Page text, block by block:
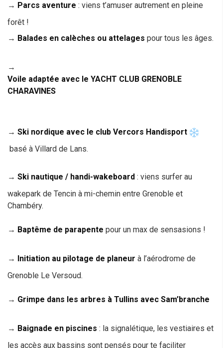
→ Parcs aventure : viens t’amuser autrement en pleine
forêt !
→ Balades en calèches ou attelages pour tous les âges.
→
Voile adaptée avec le YACHT CLUB GRENOBLE
CHARAVINES
→ Ski nordique avec le club Vercors Handisport
basé à Villard de Lans.
→ Ski nautique / handi-wakeboard : viens surfer au
wakepark de Tencin à mi-chemin entre Grenoble et
Chambéry.
→ Baptême de parapente pour un max de sensasions !
→ Initiation au pilotage de planeur à l’aérodrome de
Grenoble Le Versoud.
→ Grimpe dans les arbres à Tullins avec Sam’branche
→ Baignade en piscines : la signalétique, les vestiaires et
les accès aux bassins sont pensés pour te faciliter